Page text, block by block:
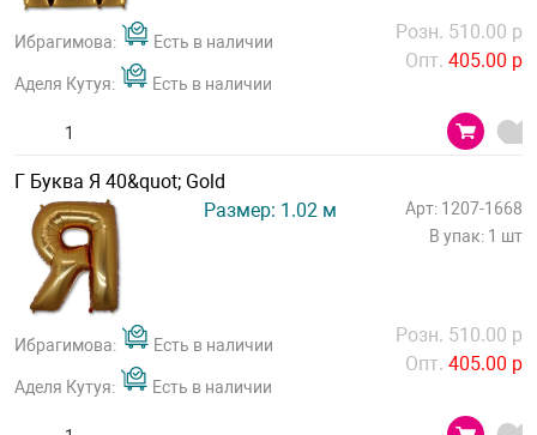
Ибрагимова: Есть в наличии
Аделя Кутуя: Есть в наличии
Розн. 510.00 р
Опт. 405.00 р
Г Буква Я 40&quot; Gold
Размер: 1.02 м
Арт: 1207-1668
В упак: 1 шт
Ибрагимова: Есть в наличии
Аделя Кутуя: Есть в наличии
Розн. 510.00 р
Опт. 405.00 р